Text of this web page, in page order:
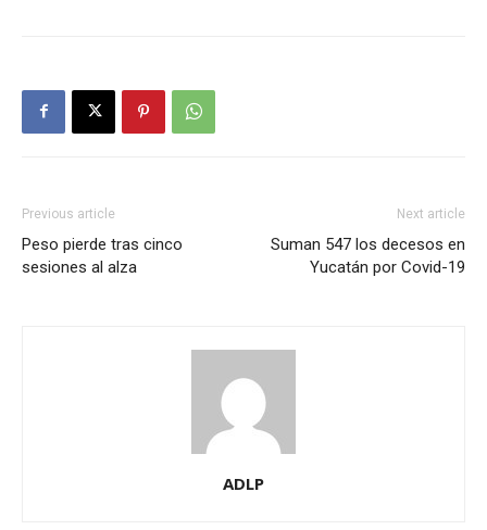
Previous article
Peso pierde tras cinco
sesiones al alza
Next article
Suman 547 los decesos en
Yucatán por Covid-19
ADLP